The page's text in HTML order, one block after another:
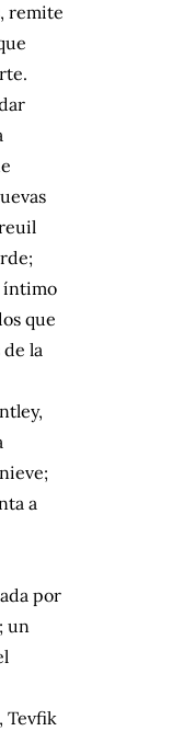
remite
íntimo
que
la
a
por
un
Tevfik